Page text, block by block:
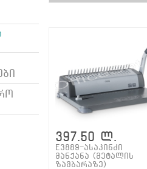
397.50 ლ.
E3889-ასაკინძი
მანქანა (მეტალის
ზამბარაზე)